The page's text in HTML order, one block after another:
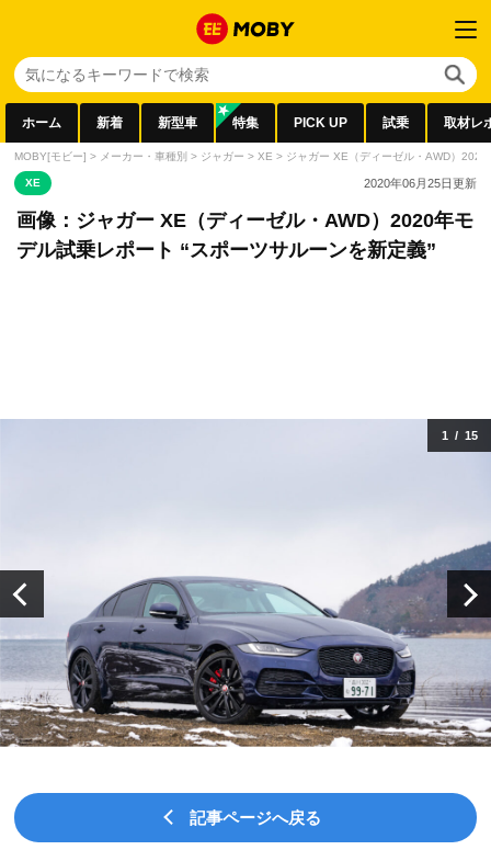
ホーム 新着 新型車 特集 PICK UP 試乗 取材レ
MOBY[モビー] > メーカー・車種別 > ジャガー > XE > ジャガー XE（ディーゼル・AWD）2020
XE 2020年06月25日更新
画像：ジャガー XE（ディーゼル・AWD）2020年モ
デル試乗レポート “スポーツサルーンを新定義”
1 / 15
記事ページへ戻る